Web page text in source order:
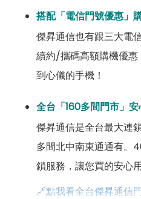
搭配「電信門號優惠」
傑昇通信也有跟三大電
續約/攜碼高額購機優
到心儀的手機！
全台「160多間門市」安
傑昇通信是全台最大連
多間北中南東通通有。
鎖服務，讓您買的安心
🔗點我看全台傑昇通信